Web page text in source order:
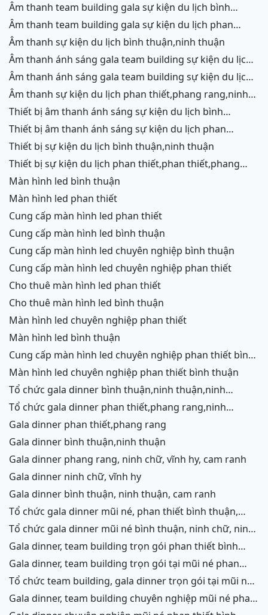
âm thanh team building gala sự kiện du lịch bình
thuận,ninh thuận
âm thanh team building gala sự kiện du lịch phan
thiết,phang rang,ninh chữ, vĩnh hy
âm thanh sự kiện du lịch bình thuận,ninh thuận
âm thanh ánh sáng gala team building sự kiện du lịch
bình thuận,ninh thuận
âm thanh ánh sáng gala team building sự kiện du lịch
phan thiết,phang rang,ninh chữ,vĩnh hy
âm thanh sự kiện du lịch phan thiết,phang rang,ninh
chữ,vĩnh hy,ninh thuận,cam ranh
thiết bị âm thanh ánh sáng sự kiện du lịch bình
thuận,ninh thuận
thiết bị âm thanh ánh sáng sự kiện du lịch phan
thiết,phang rang,ninh chữ,vĩnh hy,cam ranh
thiết bị sự kiện du lịch bình thuận,ninh thuận
thiết bị sự kiện du lịch phan thiết,phan thiết,phang
rang,ninh chữ,vĩnh hy,cam ranh
màn hình led bình thuận
màn hình led phan thiết
cung cấp màn hình led phan thiết
cung cấp màn hình led bình thuận
cung cấp màn hình led chuyên nghiệp bình thuận
cung cấp màn hình led chuyên nghiệp phan thiết
cho thuê màn hình led phan thiết
cho thuê màn hình led bình thuận
màn hình led chuyên nghiệp phan thiết
màn hình led bình thuận
cung cấp màn hình led chuyên nghiệp phan thiết bình
thuận
màn hình led chuyên nghiệp phan thiết bình thuận
tổ chức gala dinner bình thuận,ninh thuận,ninh
chữ,vĩnh hy,cam ranh
tổ chức gala dinner phan thiết,phang rang,ninh
chữ,vĩnh hy,cam ranh
gala dinner phan thiết,phang rang
gala dinner bình thuận,ninh thuận
gala dinner phang rang, ninh chữ, vĩnh hy, cam ranh
gala dinner ninh chữ, vĩnh hy
gala dinner bình thuận, ninh thuận, cam ranh
tổ chức gala dinner mũi né, phan thiết bình thuận,
ninh thuận, ninh chữ, vĩnh hy, cam ranh
tổ chức gala dinner mũi né bình thuận, ninh chữ, ninh
thuận, cam ranh
gala dinner, team building trọn gói phan thiết bình
thuận, phang rang, ninh thuận, vĩnh hy,cam ranh
gala dinner, team building trọn gói tại mũi né phan
thiết bình thuận, phang rang ninh chữ ninh thuận, cam
tổ chức team building, gala dinner trọn gói tại mũi né
phan thiết bình thuận, phang rang, ninh chữ, vĩnh hy,
ninh thuận, cam ranh
gala dinner, team building chuyên nghiệp mũi né phan
thiết, ninh chữ ninh thuận, vĩnh hy, cam ranh